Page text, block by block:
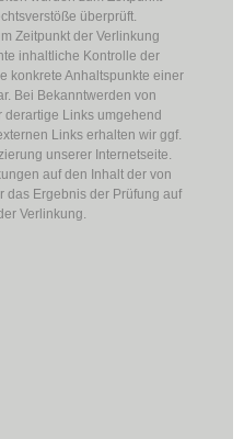
überprüft.
Zeitpunkt der Verlinkung
inhaltliche Kontrolle der
konkrete Anhaltspunkte einer
Bei Bekanntwerden von
derartige Links umgehend
Links erhalten wir ggf.
unserer Internetseite.
auf den Inhalt der von
das Ergebnis der Prüfung auf
Verlinkung.